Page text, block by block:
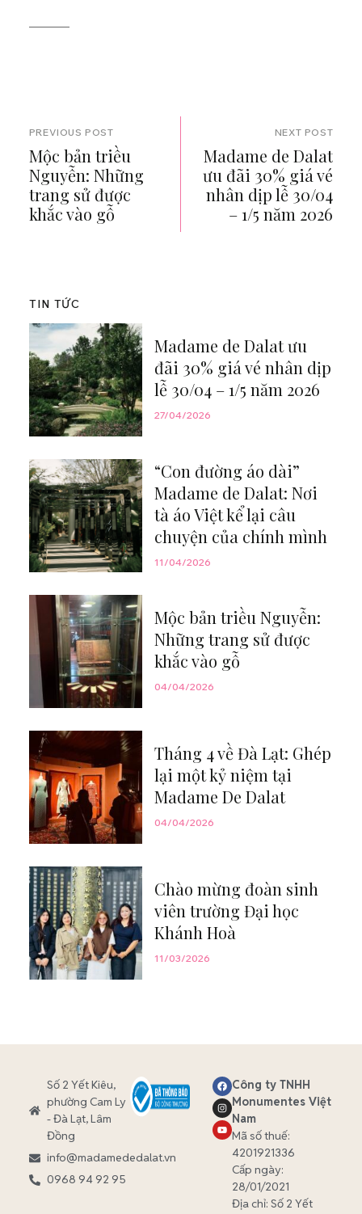
PREVIOUS POST
Mộc bản triều
Nguyễn: Những
trang sử được
khắc vào gỗ
NEXT POST
Madame de Dalat
ưu đãi 30% giá vé
nhân dịp lễ 30/04
– 1/5 năm 2026
TIN TỨC
Madame de Dalat ưu
đãi 30% giá vé nhân dịp
lễ 30/04 – 1/5 năm 2026
27/04/2026
“Con đường áo dài”
Madame de Dalat: Nơi
tà áo Việt kể lại câu
chuyện của chính mình
11/04/2026
Mộc bản triều Nguyễn:
Những trang sử được
khắc vào gỗ
04/04/2026
Tháng 4 về Đà Lạt: Ghép
lại một kỷ niệm tại
Madame De Dalat
04/04/2026
Chào mừng đoàn sinh
viên trường Đại học
Khánh Hoà
11/03/2026
Số 2 Yết Kiêu,
phường Cam Ly
- Đà Lạt, Lâm
Đồng
info@madamededalat.vn
0968 94 92 95
Công ty TNHH
Monumentes Việt
Nam
Mã số thuế:
4201921336
Cấp ngày:
28/01/2021
Địa chỉ: Số 2 Yết